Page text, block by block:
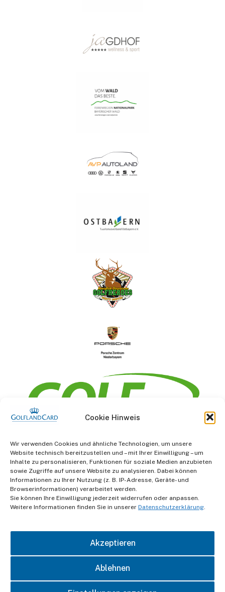
Cookie Hinweis
Wir verwenden Cookies und ähnliche Technologien, um unsere
Website technisch bereitzustellen und – mit Ihrer Einwilligung – um
Inhalte zu personalisieren, Funktionen für soziale Medien anzubieten
sowie Zugriffe auf unsere Website zu analysieren. Dabei können
Informationen zu Ihrer Nutzung (z. B. IP-Adresse, Geräte- und
Browserinformationen) verarbeitet werden.
Sie können Ihre Einwilligung jederzeit widerrufen oder anpassen.
Weitere Informationen finden Sie in unserer Datenschutzerklärung.
Akzeptieren
Ablehnen
Information
AGB
Datenschutz
Impressum
Kontakt